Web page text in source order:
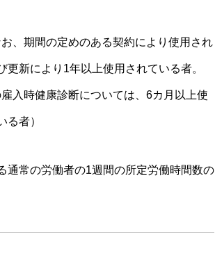
、期間の定めのある契約により使用され
新により1年以上使用されている者。
入時健康診断については、6カ月以上使
者）
常の労働者の1週間の所定労働時間数の